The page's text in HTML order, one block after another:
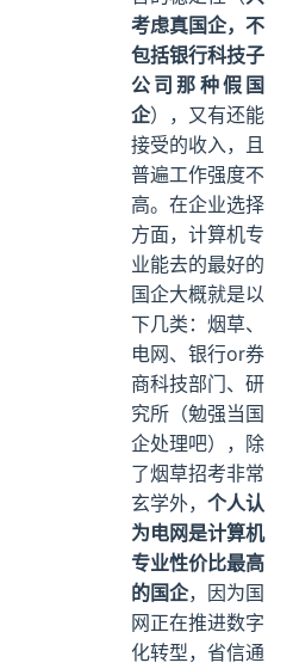
考虑真国企，不
包括银行科技子
公司那种假国
企），又有还能
接受的收入，且
普遍工作强度不
高。在企业选择
方面，计算机专
业能去的最好的
国企大概就是以
下几类：烟草、
电网、银行or券
商科技部门、研
究所（勉强当国
企处理吧），除
了烟草招考非常
玄学外， 个人认
为电网是计算机
专业性价比最高
的国企，因为国
网正在推进数字
化转型，省信通